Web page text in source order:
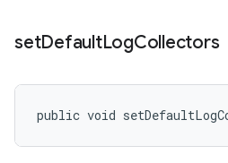
setDefaultLogCollectors
public void